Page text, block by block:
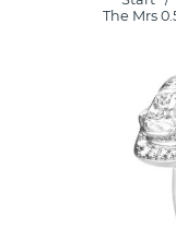
The Mrs